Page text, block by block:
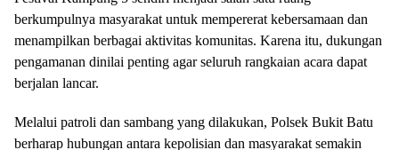
berkumpulnya masyarakat untuk mempererat kebersamaan dan
menampilkan berbagai aktivitas komunitas. Karena itu, dukungan
pengamanan dinilai penting agar seluruh rangkaian acara dapat
berjalan lancar.
Melalui patroli dan sambang yang dilakukan, Polsek Bukit Batu
berharap hubungan antara kepolisian dan masyarakat semakin